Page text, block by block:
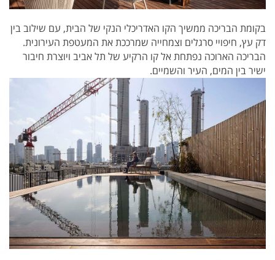
בקומת הבריכה ממשיך הקו האדריכלי הנקי של הבית, עם שילוב בין
דק עץ, חיפויי סרגלים וצמחייה שמרככת את המעטפת העירונית.
הבריכה הארוכה נפתחת אל קו הרקיע של תל אביב ויוצרת חיבור
ישיר בין המים, העיר והשמיים.